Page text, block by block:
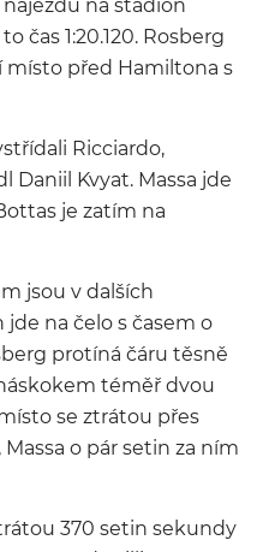
na stadion
čas 1:20.120. Rosberg
místo před Hamiltona s
Ricciardo,
Daniil Kvyat. Massa jde
je zatím na
jsou v dalších
na čelo s časem o
protíná čáru těsně
téměř dvou
se ztrátou přes
o pár setin za ním
370 setin sekundy